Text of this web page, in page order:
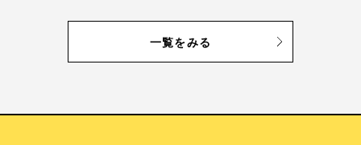
一覧をみる